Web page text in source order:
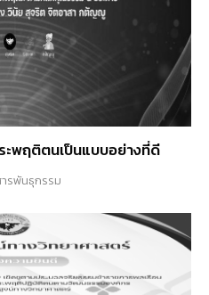
พฤติตนเป็นแบบอย่างที่ดี
รพันธุกรรม